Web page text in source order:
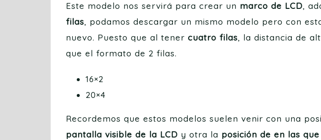
Este modelo nos servirá para crear un marco de LCD,
filas, podamos descargar un mismo modelo pero con
nuevo. Puesto que al tener cuatro filas, la distancia de
que el formato de 2 filas.
16×2
20×4
Recordemos que estos modelos suelen venir con una
pantalla visible de la LCD y otra la posición de en las